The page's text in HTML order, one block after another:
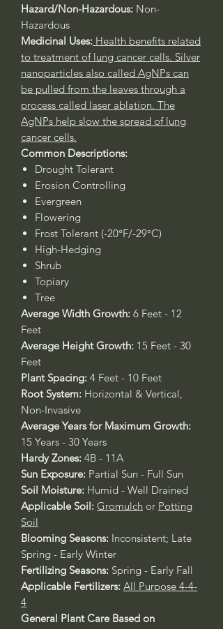
Hazard/Non-Hazardous: Non-
Hazardous
Medicinal Uses: Health benefits related
to treatment of lung cancer cells. Silver
nanoparticles also called AgNPs can
be pulled from the leaves through a
process called laser ablation. The
AgNPs help slow the spread of lung
cancer cells.
Common Descriptions:
Drought Tolerant
Erosion Controlling
Evergreen
Flowering
Frost Tolerant (-20°F/-29°C)
High-Hedging
Shrub
Topiary
Tree
Average Width Growth: 6 Feet - 12
Feet
Average Height Growth: 15 Feet - 30
Feet
Plant Spacing: 4 Feet - 10 Feet
Root System: Horizontal & Vertical,
Non-Invasive
Average Years for Maximum Growth:
15 Years - 30 Years
Hardy Zones: 4B - 11A
Sun Exposure: Partial Sun - Full Sun
Soil Moisture: Humid - Well Drained
Applicable Soil: Gromulch or Potting
Soil
Blooming Seasons: Inconsistent; Late
Spring - Early Winter
Fertilizing Seasons: Spring - Early Fall
Applicable Fertilizers: All Purpose 4-4-
4
General Plant Care Based on